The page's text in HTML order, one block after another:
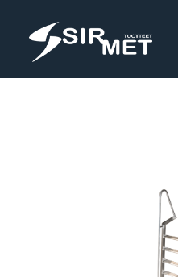
SIURON METALLIRAKENNE OY